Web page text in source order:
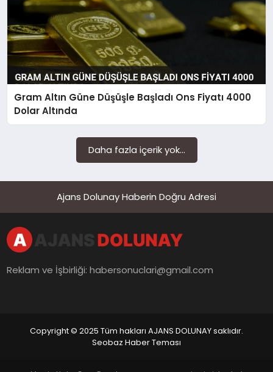
GENEL
GÜNCEL
MAGAZIN
SAĞLIK
Gram Altın Güne Düşüşle Başladı Ons Fiyatı 4000
Dolar Altında
Daha fazla içerik yok...
Ajans Dolunay Haberin Doğru Adresi
Reklam ve İşbirliği:habersonuclari@gmail.com
Copyright © 2025 Tüm hakları AJANS DOLUNAY saklıdır.
Seobaz Haber Teması